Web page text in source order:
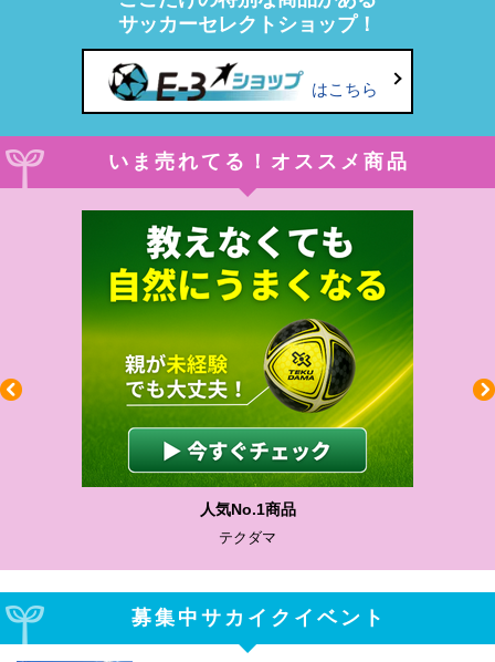
サッカーセレクトショップ！
はこちら
いま売れてる！オススメ商品
人気No.1商品
テクダマ
募集中サカイクイベント